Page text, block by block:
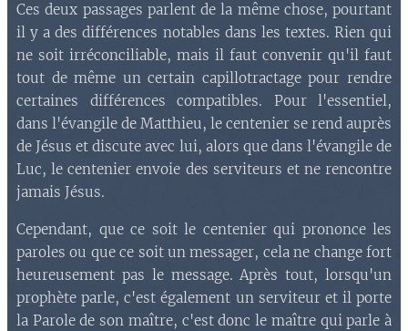
Ces deux passages parlent de la même chose, pourtant
il y a des différences notables dans les textes. Rien qui
ne soit irréconciliable, mais il faut convenir qu'il faut
tout de même un certain capillotractage pour rendre
certaines différences compatibles. Pour l'essentiel,
dans l'évangile de Matthieu, le centenier se rend auprès
de Jésus et discute avec lui, alors que dans l'évangile de
Luc, le centenier envoie des serviteurs et ne rencontre
jamais Jésus.
Cependant, que ce soit le centenier qui prononce les
paroles ou que ce soit un messager, cela ne change fort
heureusement pas le message. Après tout, lorsqu'un
prophète parle, c'est également un serviteur et il porte
la Parole de son maître, c'est donc le maître qui parle à